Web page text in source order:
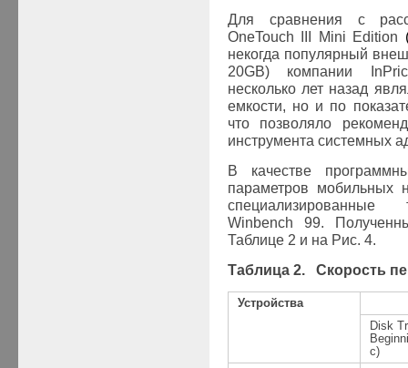
Для сравнения с
OneTouch
Mini Edition
некогда популярный
20GB) компании
несколько лет назад
емкости, но и по
что позволяло
инструмента системных
В качестве
параметров мобильных
Winbench 99.
Таблице 2 и на Рис. 4.
Таблица 2. Скорость
Устройства
Disk
с)